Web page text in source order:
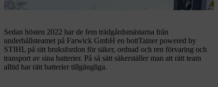
bottTainer underlättar professionell batteritransport.
Sedan hösten 2022 har de fem trädgårdsmästarna från
underhållsteamet på Farwick GmbH en bottTainer powered by
STIHL på sitt bruksfordon för säker, ordnad och ren förvaring och
transport av sina batterier. På så sätt säkerställer man att rätt team
alltid har rätt batterier tillgängliga.